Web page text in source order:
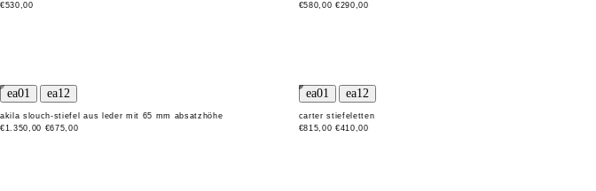
€530,00
€580,00 €290,00
akila slouch-stiefel aus leder mit 65 mm absatzhöhe
€1.350,00 €675,00
carter stiefeletten
€815,00 €410,00